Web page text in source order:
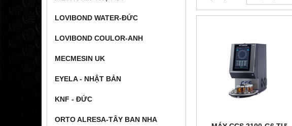
LOVIBOND WATER-ĐỨC
LOVIBOND COULOR-ANH
MECMESIN UK
EYELA - NHẬT BẢN
KNF - ĐỨC
ORTO ALRESA-TÂY BAN NHA